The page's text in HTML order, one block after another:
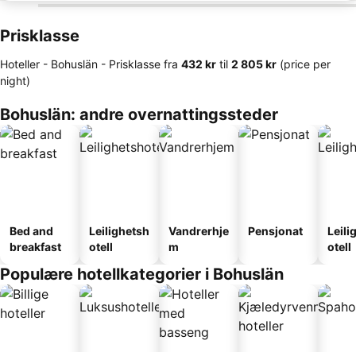
Prisklasse
Hoteller - Bohuslän - Prisklasse fra ‎432 kr til ‎2 805 kr (price per
night)
Bohuslän: andre overnattingssteder
Bed and
breakfast
Leilighetsh
otell
Vandrerhje
m
Pensjonat
otell
Populære hotellkategorier i Bohuslän